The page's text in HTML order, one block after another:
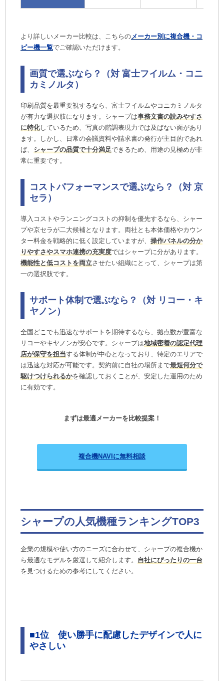
より詳しいメーカー比較は、こちらのメーカー別に複合機・コ
ピー機一覧でご確認いただけます。
画質で選ぶなら？（対 富士フイルム・コニ
カミノルタ）
印刷品質を最重要視するなら、富士フイルムやコニカミノルタ
が有力な選択肢になります。シャープは事務文書の読みやすさ
に特化しているため、写真の階調表現力では及ばない面があり
ます。しかし、日常の会議資料や請求書の発行が主目的であれ
ば、 シャープの品質で十分満足できるため、用途の見極めが非
常に重要です。
コストパフォーマンスで選ぶなら？（対 京
セラ）
導入コストやランニングコストの抑制を優先するなら、シャー
プや京セラが二大候補となります。両社とも本体価格やカウン
ター料金を戦略的に低く設定していますが、 操作パネルの分か
りやすさやスマホ連携の充実度ではシャープに分があります。
機能性と低コストを両立させたい組織にとって、シャープは第
一の選択肢です。
サポート体制で選ぶなら？（対 リコー・キ
ヤノン）
全国どこでも迅速なサポートを期待するなら、拠点数が豊富な
リコーやキヤノンが安心です。シャープは地域密着の認定代理
店が保守を担当する体制が中心となっており、特定のエリアで
は迅速な対応が可能です。契約前に自社の場所まで最短何分で
駆けつけられるかを確認しておくことが、安定した運用のため
に有効です。
まずは最適メーカーを比較提案！
複合機NAVIに無料相談
シャープの人気機種ランキングTOP3
企業の規模や使い方のニーズに合わせて、シャープの複合機か
ら最適なモデルを厳選して紹介します。 自社にぴったりの一台
を見つけるための参考にしてください。
■1位 使い勝手に配慮したデザインで人に
やさしい